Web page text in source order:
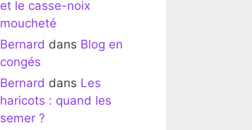
et le casse-noix
moucheté
Bernard dans Blog en
congés
Bernard dans Les
haricots : quand les
semer ?